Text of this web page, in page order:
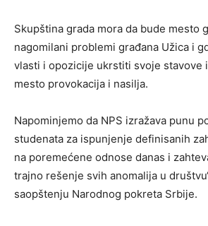
Skupština grada mora da bude mesto
nagomilani problemi građana Užica i
vlasti i opozicije ukrstiti svoje stavove
mesto provokacija i nasilja.
Napominjemo da NPS izražava punu
studenata za ispunjenje definisanih
na poremećene odnose danas i
trajno rešenje svih anomalija u
saopštenju Narodnog pokreta Srbije.